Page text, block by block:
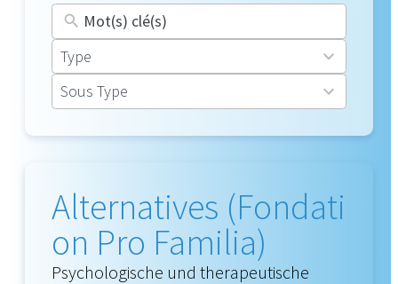
Type
16
results
available
Sous Type
30
results
available
Alternatives (Fondati
on Pro Familia)
Psychologische und therapeutische